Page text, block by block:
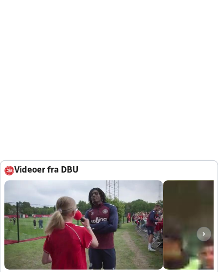
Videoer fra DBU